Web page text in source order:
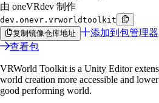
由 oneVRdev 制作
dev.onevr.vrworldtoolkit
复制镜像仓库地址
添加到包管理器
查看包
VRWorld Toolkit is a Unity Editor
world creation more accessible and
good performing world.